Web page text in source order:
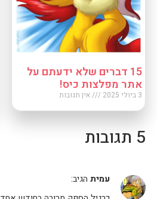
15 דברים שלא ידעתם על
אתר מפלצות כיס!
3 ביולי 2025 אין תגובות
5 תגובות
עמית הגיב: